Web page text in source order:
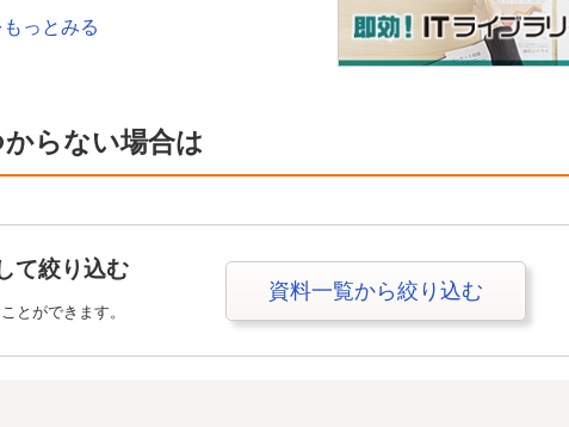
っとみる
らない場合は
て絞り込む
とができます。
資料一覧から絞り込む